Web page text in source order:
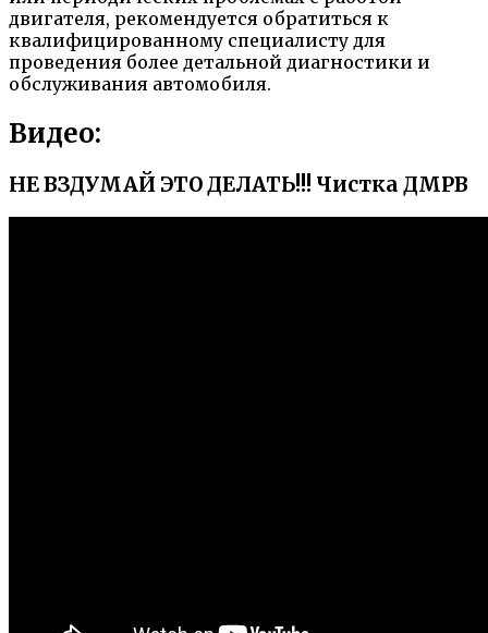
двигателя, рекомендуется обратиться к
квалифицированному специалисту для
проведения более детальной диагностики и
обслуживания автомобиля.
Видео:
НЕ ВЗДУМАЙ ЭТО ДЕЛАТЬ!!! Чистка ДМРВ